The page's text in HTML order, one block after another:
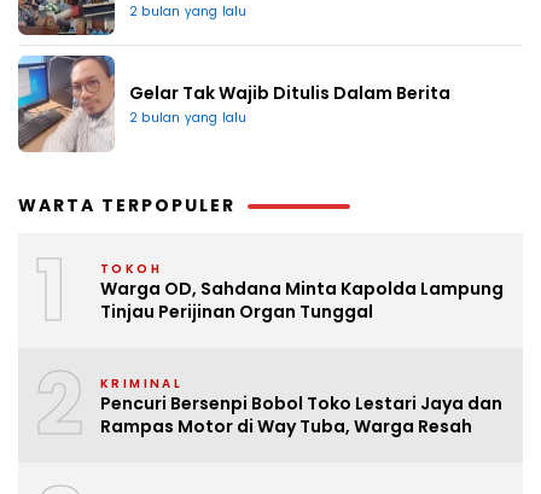
2 bulan yang lalu
Gelar Tak Wajib Ditulis Dalam Berita
2 bulan yang lalu
WARTA TERPOPULER
1 TOKOH
Warga OD, Sahdana Minta Kapolda Lampung
Tinjau Perijinan Organ Tunggal
2 KRIMINAL
Pencuri Bersenpi Bobol Toko Lestari Jaya dan
Rampas Motor di Way Tuba, Warga Resah